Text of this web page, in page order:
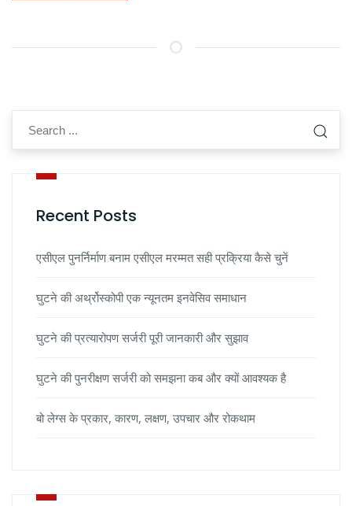
Recent Posts
एसीएल पुनर्निर्माण बनाम एसीएल मरम्मत सही प्रक्रिया कैसे चुनें
घुटने की अर्थ्रोस्कोपी एक न्यूनतम इनवेसिव समाधान
घुटने की प्रत्यारोपण सर्जरी पूरी जानकारी और सुझाव
घुटने की पुनरीक्षण सर्जरी को समझना कब और क्यों आवश्यक है
बो लेग्स के प्रकार, कारण, लक्षण, उपचार और रोकथाम